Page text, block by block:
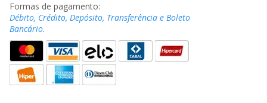
Formas de pagamento:
Débito, Crédito, Depósito, Transferência e Boleto
Bancário.